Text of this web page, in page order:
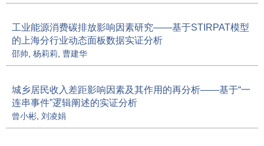
工业能源消费碳排放影响因素研究——基于STIRPAT模型
的上海分行业动态面板数据实证分析
邵帅 杨莉莉 曹建华
城乡居民收入差距影响因素及其作用的再分析——基于“一
连串事件”逻辑阐述的实证分析
曾小彬 刘凌娟